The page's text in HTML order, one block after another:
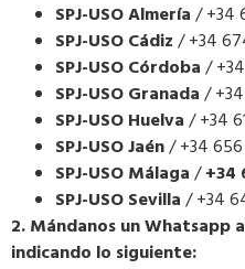
SPJ-USO Almería/ +34
SPJ-USO Cádiz/ +34
SPJ-USO Córdoba/
SPJ-USO Granada/
SPJ-USO Huelva/ +34
SPJ-USO Jaén/ +34
SPJ-USO Málaga/+34
SPJ-USO Sevilla/ +34
2. Mándanos un Whatsapp
indicando lo siguiente: